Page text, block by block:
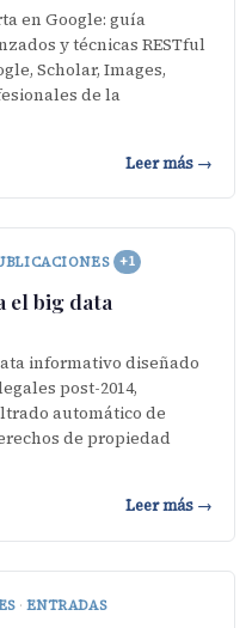
en Google: guía
y técnicas RESTful
Scholar, Images,
de la
Leer más →
+1
el big data
informativo diseñado
post-2014,
automático de
de propiedad
Leer más →
· ENTRADAS